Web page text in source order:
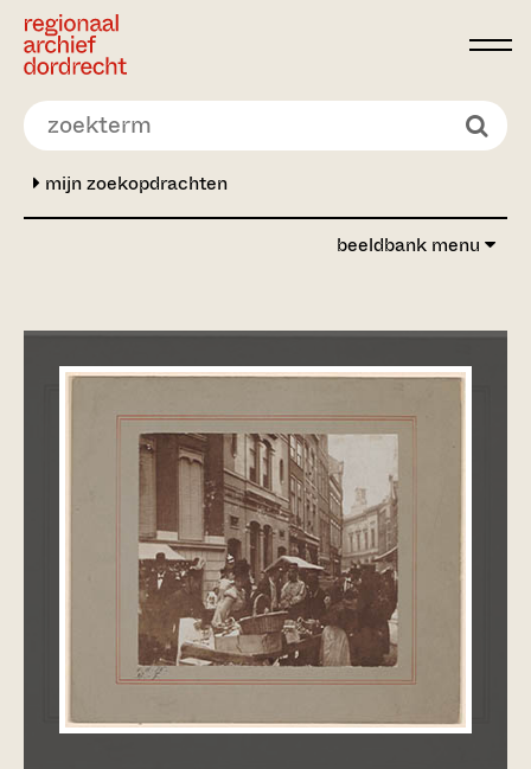
Ga direct naar de inhoud
mijn zoekopdrachten
beeldbank menu